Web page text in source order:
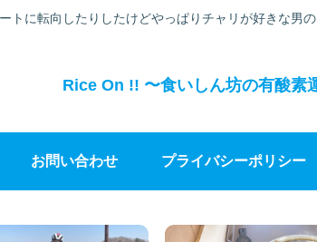
トに転向したりしたけどやっぱりチャリが好きな男
Rice On !! 〜食いしん坊の有酸素
お問い合わせ プライバシーポリシー